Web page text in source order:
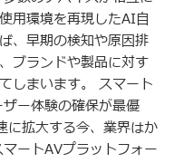
用環境を再現したAI自
、早期の検知や原因排
ブランドや製品に対す
しまいます。 スマート
ー体験の確保が最優
に拡大する今、業界はか
ートAVプラットフォー